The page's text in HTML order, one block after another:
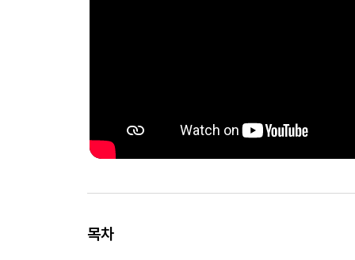
목차